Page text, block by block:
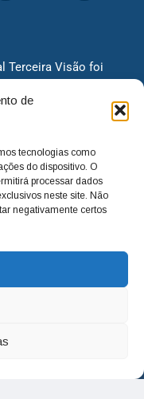
de
tecnologias como
do dispositivo. O
processar dados
neste site. Não
negativamente certos
Terceira Visão foi
época só existiam
continua
Nunca
cidadão, sempre
busca de melhorias
para casos
3929-6225